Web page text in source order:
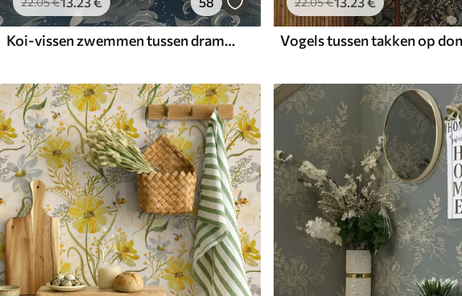
Koi-vissen zwemmen tussen dramatische oceaangolven